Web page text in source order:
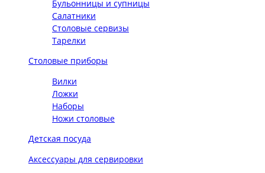
Бульонницы и супницы
Салатники
Столовые сервизы
Тарелки
Столовые приборы
Вилки
Ложки
Наборы
Ножи столовые
Детская посуда
Аксессуары для сервировки